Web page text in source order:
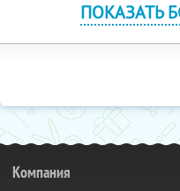
ПОКАЗАТЬ
Компания